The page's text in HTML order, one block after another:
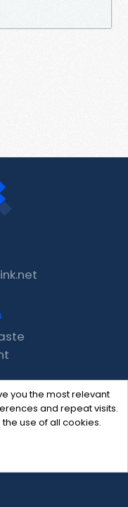
you the most relevant
and repeat visits.
the use of all cookies.